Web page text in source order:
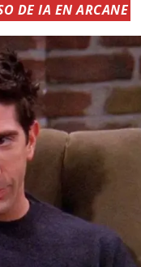
DE IA EN ARCANE